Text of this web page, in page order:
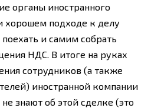
органы иностранного
хорошем подходе к делу
и самим собрать
НДС. В итоге на руках
сотрудников (а также
иностранной компании
знают об этой сделке (это